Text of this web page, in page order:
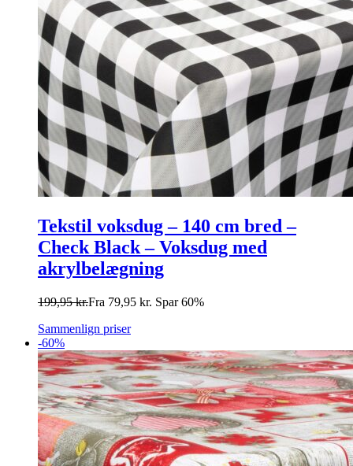
Tekstil voksdug – 140 cm bred –
Check Black – Voksdug med
akrylbelægning
199,95kr.Fra 79,95 kr. Spar 60%
Sammenlign priser
-60%